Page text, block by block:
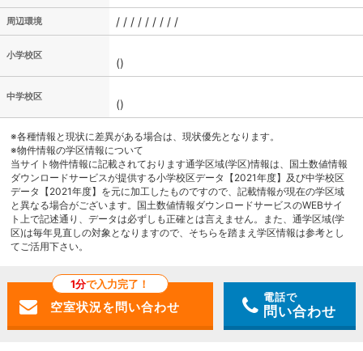
周辺環境 / / / / / / / / /
小学校区
()
中学校区
()
※各種情報と現状に差異がある場合は、現状優先となります。
※物件情報の学区情報について
当サイト物件情報に記載されております通学区域(学区)情報は、国土数値情報
ダウンロードサービスが提供する小学校区データ【2021年度】及び中学校区
データ【2021年度】を元に加工したものですので、記載情報が現在の学区域
と異なる場合がございます。国土数値情報ダウンロードサービスのWEBサイ
ト上で記述通り、データは必ずしも正確とは言えません。また、通学区域(学
区)は毎年見直しの対象となりますので、そちらを踏まえ学区情報は参考とし
てご活用下さい。
1分で入力完了！
電話で
問い合わせ